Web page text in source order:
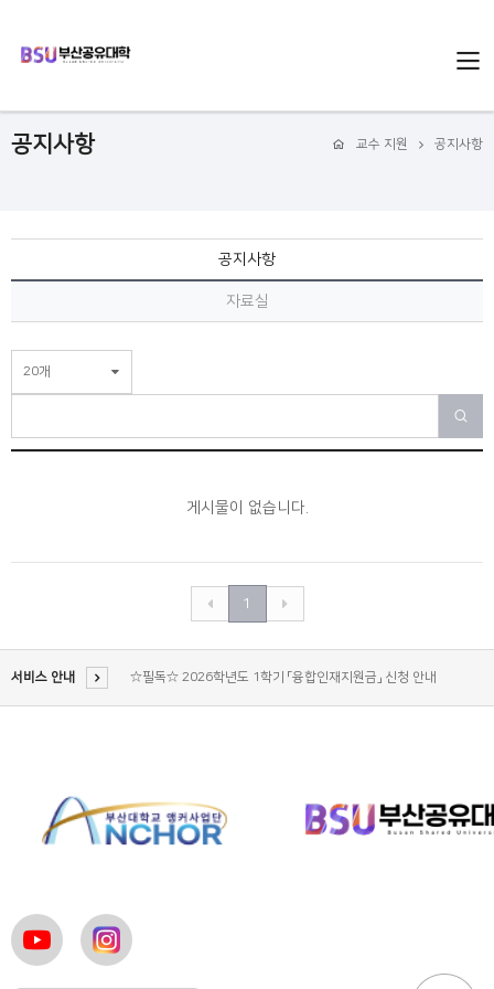
공지사항 교수 지원 공지사항
공지사항
자료실
20개
게시물이 없습니다.
1
서비스 안내
부산공유대학 2026학년도 2학기 수강신청 안내 (2026-08-
16:36 수정)
☆필독☆ 2026학년도 1학기 「융합인재지원금」 신청 안내
[부산공유대학본부] 2026학년도 직무부트캠프
03(월) 16:30 수정)